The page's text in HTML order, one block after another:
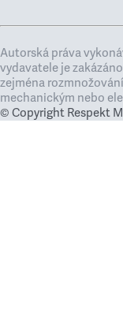
Autorská práva
vydavatele je
zejména
mechanickým nebo
© Copyright Respekt